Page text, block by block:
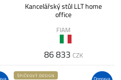
Kancelářský stůl LLT home
office
FIAM
86 833 CZK
ŠPIČKOVÝ DESIGN